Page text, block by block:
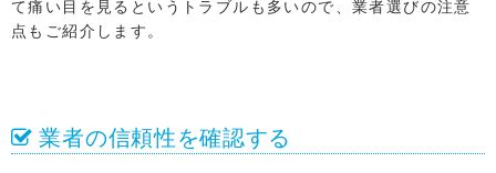
て痛い目を見るというトラブルも多いので、業者選びの注意
点もご紹介します。
業者の信頼性を確認する